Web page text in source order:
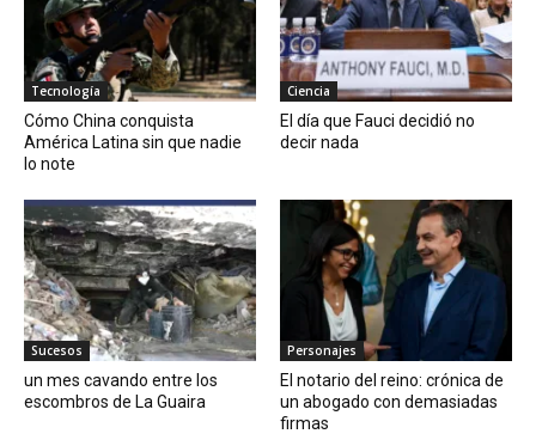
Tecnología
Cómo China conquista
América Latina sin que nadie
lo note
Ciencia
El día que Fauci decidió no
decir nada
Sucesos
un mes cavando entre los
escombros de La Guaira
Personajes
El notario del reino: crónica de
un abogado con demasiadas
firmas